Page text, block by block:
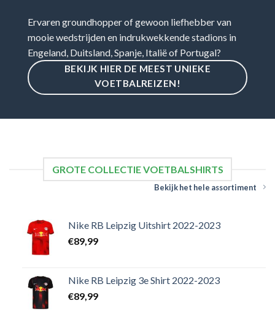
Ervaren groundhopper of gewoon liefhebber van
mooie wedstrijden en indrukwekkende stadions in
Engeland, Duitsland, Spanje, Italië of Portugal?
BEKIJK HIER DE MEEST UNIEKE
VOETBALREIZEN!
GROTE COLLECTIE VOETBALSHIRTS
Bekijk het hele assortiment
Nike RB Leipzig Uitshirt 2022-2023
€89,99
Nike RB Leipzig 3e Shirt 2022-2023
€89,99